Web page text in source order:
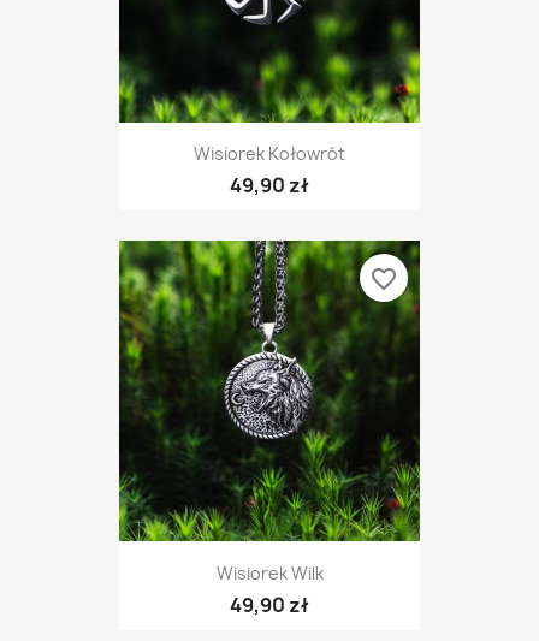
Wisiorek Kołowrót
49,90 zł
Wisiorek Wilk
49,90 zł
favorite_border